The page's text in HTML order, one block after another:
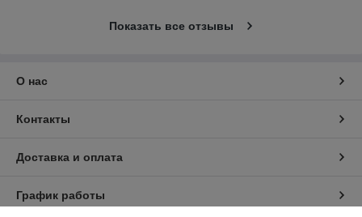
Показать все отзывы
О нас
Контакты
Доставка и оплата
График работы